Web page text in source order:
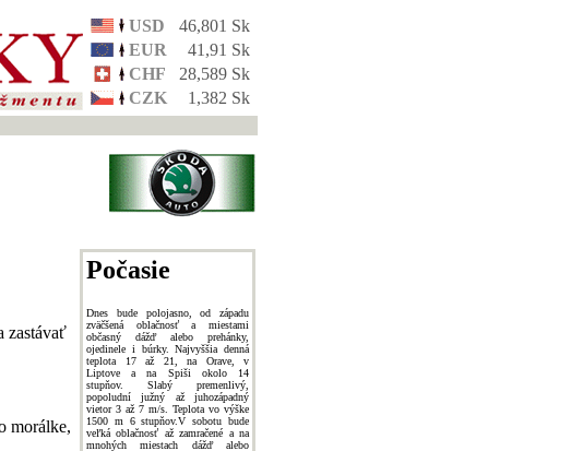
USD
46,801 Sk
EUR
41,91 Sk
CHF
28,589 Sk
CZK
1,382 Sk
zastávať
morálke,
Počasie
Dnes bude polojasno, od západu
zväčšená oblačnosť a miestami
občasný dážď alebo prehánky,
ojedinele i búrky. Najvyššia denná
teplota 17 až 21, na Orave, v
Liptove a na Spiši okolo 14
stupňov. Slabý premenlivý,
popoludní južný až juhozápadný
vietor 3 až 7 m/s. Teplota vo výške
1500 m 6 stupňov.V sobotu bude
veľká oblačnosť až zamračené a na
mnohých miestach dážď alebo